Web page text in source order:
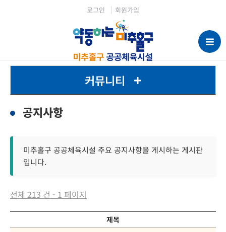
로그인 회원가입
커뮤니티
공지사항
미추홀구 공공체육시설 주요 공지사항을 게시하는 게시판
입니다.
전체 213 건 - 1 페이지
제목